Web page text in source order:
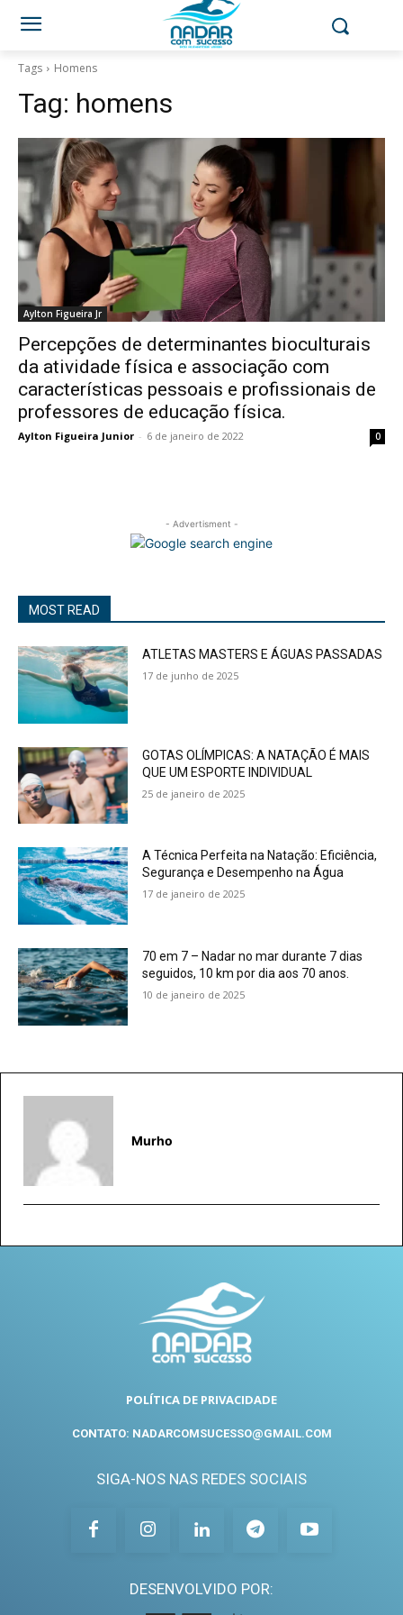
Tags Homens
Tag: homens
Aylton Figueira Jr
Percepções de determinantes bioculturais
da atividade física e associação com
características pessoais e profissionais de
professores de educação física.
Aylton Figueira Junior - 6 de janeiro de 2022 0
- Advertisment -
MOST READ
ATLETAS MASTERS E ÁGUAS PASSADAS
17 de junho de 2025
GOTAS OLÍMPICAS: A NATAÇÃO É MAIS
QUE UM ESPORTE INDIVIDUAL
25 de janeiro de 2025
A Técnica Perfeita na Natação: Eficiência,
Segurança e Desempenho na Água
17 de janeiro de 2025
70 em 7 – Nadar no mar durante 7 dias
seguidos, 10 km por dia aos 70 anos.
10 de janeiro de 2025
Murho
POLÍTICA DE PRIVACIDADE
CONTATO: NADARCOMSUCESSO@GMAIL.COM
SIGA-NOS NAS REDES SOCIAIS
DESENVOLVIDO POR: